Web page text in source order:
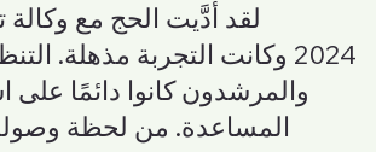
2024 وكانت التجربة مذهلة.
والمرشدون كانوا دائمًا على
المساعدة. من لحظة